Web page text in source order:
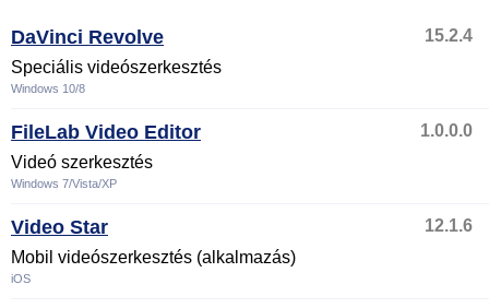
DaVinci Revolve
15.2.4
Speciális videószerkesztés
Windows 10/8
FileLab Video Editor
1.0.0.0
Videó szerkesztés
Windows 7/Vista/XP
Video Star
12.1.6
Mobil videószerkesztés (alkalmazás)
iOS